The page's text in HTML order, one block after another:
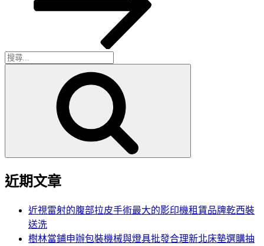
搜
近期文章
近視雷射的腹部拉皮手術最大的影印機租賃品牌乾西裝
送洗
樹林當鋪申辦包裝機械與燈具批發合理新北床墊選購抽